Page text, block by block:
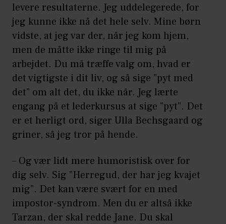
levere resultaterne. Jeg uddelegerede, for
jeg kunne ikke nå det hele selv. Mine børn
vidste, at jeg var der, når jeg kom hjem,
men de måtte ikke ringe til mig på
arbejdet. Du må træffe valg om, hvad er
det vigtigste i dit liv, og så sige ”pyt med
det” om alt det, du ikke når. Jeg lærte
engang på et lederkursus at sige ”pyt”. Det
er et herligt ord, siger Ulla Bechsgaard og
griner, så jeg tror på hende.
– Og vær lidt mere humoristisk over for
dig selv. Sig ”Herregud, der har jeg kvajet
mig”. Det kan være svært for en med
impostor-syndrom. Men du er altså ikke
Tarzan, der skal redde Jane. Du skal